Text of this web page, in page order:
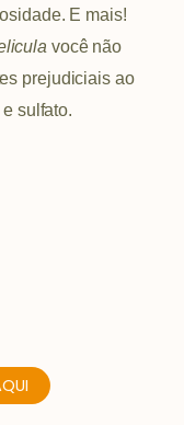
E mais!
você não
prejudiciais ao
sulfato.